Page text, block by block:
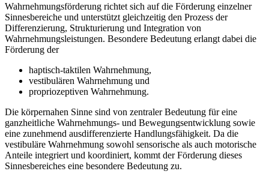
Wahrnehmungsförderung richtet sich auf die Förderung einzelner
Sinnesbereiche und unterstützt gleichzeitig den Prozess der
Differenzierung, Strukturierung und Integration von
Wahrnehmungsleistungen. Besondere Bedeutung erlangt dabei die
Förderung der
haptisch-taktilen Wahrnehmung,
vestibulären Wahrnehmung und
propriozeptiven Wahrnehmung.
Die körpernahen Sinne sind von zentraler Bedeutung für eine
ganzheitliche Wahrnehmungs- und Bewegungsentwicklung sowie
eine zunehmend ausdifferenzierte Handlungsfähigkeit. Da die
vestibuläre Wahrnehmung sowohl sensorische als auch motorische
Anteile integriert und koordiniert, kommt der Förderung dieses
Sinnesbereiches eine besondere Bedeutung zu.